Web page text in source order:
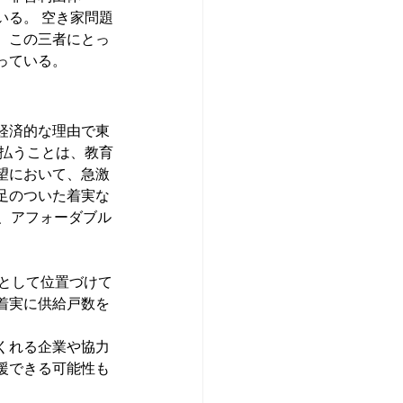
る。 空き家問題
この三者にとっ
いる。
済的な理由で東
うことは、教育
において、急激
のついた着実な
アフォーダブル
して位置づけて
実に供給戸数を
れる企業や協力
できる可能性も